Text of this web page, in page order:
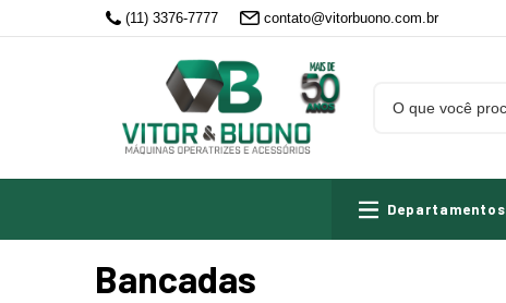
(11) 3376-7777 contato@vitorbuono.com.br
Departamentos
Bancadas